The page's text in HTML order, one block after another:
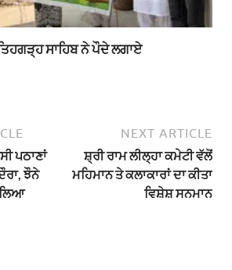
ਸਾਹਿਬ ਨੇ ਪੌਦੇ ਲਗਾਏ
ਪਠਾਣਾਂ
ਝੌਨੇ
ਲਿਆ
NEXT ARTICLE
ਸ਼੍ਰੀ ਰਾਮ ਲੀਲ੍ਹਾ ਕਮੇਟੀ ਵੱਲੋਂ
ਮਹਿਮਾਨ ਤੇ ਕਲਾਕਾਰਾਂ ਦਾ ਕੀਤਾ
ਵਿਸ਼ੇਸ਼ ਸਨਮਾਨ